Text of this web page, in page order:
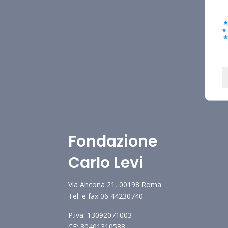
Fondazione
Carlo Levi
Via Ancona 21, 00198 Roma
Tel. e fax 06 44230740
P.iva: 13092071003